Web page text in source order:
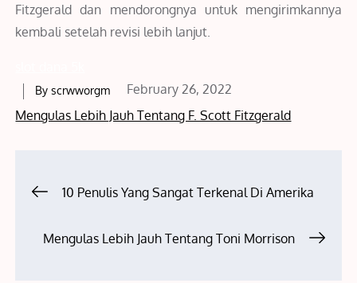
Fitzgerald dan mendorongnya untuk mengirimkannya
kembali setelah revisi lebih lanjut.
Byscrwworgm
Posted
on
February 26, 2022
Mengulas Lebih Jauh Tentang F. Scott Fitzgerald
Post
navigation
10 Penulis Yang Sangat Terkenal Di Amerika
Mengulas Lebih Jauh Tentang Toni Morrison